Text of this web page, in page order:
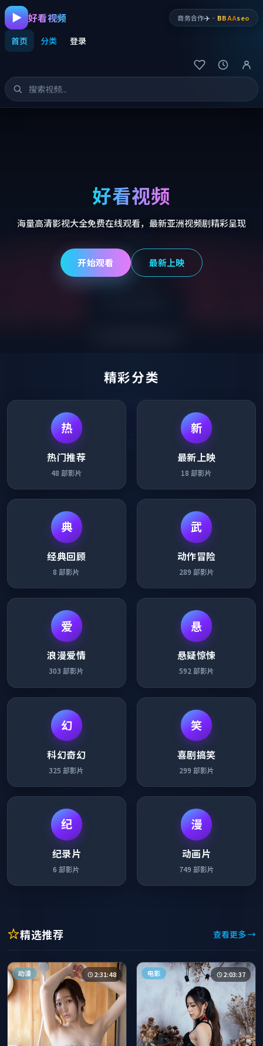
好看视频
首页 分类 登录
商务合作✈️ · BBAAseo
好看视频
海量高清影视大全免费在线观看，最新亚洲视频剧精彩呈现
开始观看 最新上映
精彩分类
热
热门推荐
48 部影片
新
最新上映
18 部影片
典
经典回顾
8 部影片
武
动作冒险
289 部影片
爱
浪漫爱情
303 部影片
悬
悬疑惊悚
592 部影片
幻
科幻奇幻
325 部影片
笑
喜剧搞笑
299 部影片
纪
纪录片
6 部影片
漫
动画片
749 部影片
精选推荐 查看更多 →
动漫 2:31:48 电影 2:03:37